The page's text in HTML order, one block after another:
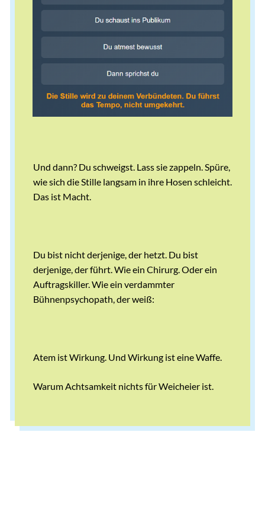
Und dann? Du schweigst. Lass sie zappeln. Spüre,
wie sich die Stille langsam in ihre Hosen schleicht.
Das ist Macht.
Du bist nicht derjenige, der hetzt. Du bist
derjenige, der führt. Wie ein Chirurg. Oder ein
Auftragskiller. Wie ein verdammter
Bühnenpsychopath, der weiß:
Atem ist Wirkung. Und Wirkung ist eine Waffe.
Warum Achtsamkeit nichts für Weicheier ist.